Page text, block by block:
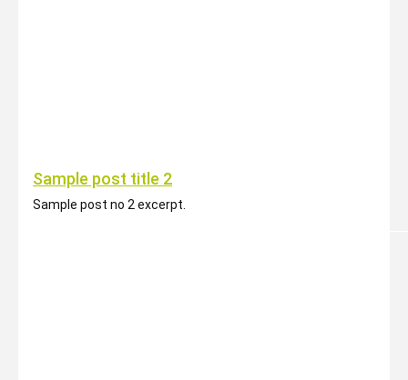
Sample post title 2
Sample post no 2 excerpt.